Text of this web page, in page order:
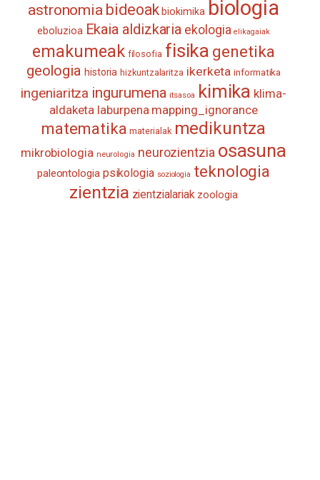
astronomia bideoak biokimika biologia
eboluzioa Ekaia aldizkaria ekologia elikagaiak
emakumeak filosofia fisika genetika
geologia historia hizkuntzalaritza ikerketa informatika
ingeniaritza ingurumena itsasoa kimika klima-
aldaketa laburpena mapping_ignorance
matematika materialak medikuntza
mikrobiologia neurologia neurozientzia osasuna
paleontologia psikologia soziologia teknologia
zientzia zientzialariak zoologia